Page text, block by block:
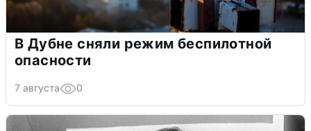
В Дубне сняли режим беспилотной
опасности
7 августа 0